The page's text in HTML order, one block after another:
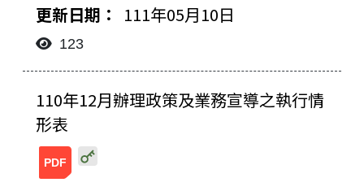
111年05月10日
123
110年12月辦理政策及業務宣導之執行情
形表
20220318140616249529.pdf